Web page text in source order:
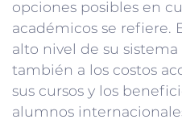
opciones posibles en
académicos se refiere.
alto nivel de su
también a los costos
sus cursos y los
alumnos